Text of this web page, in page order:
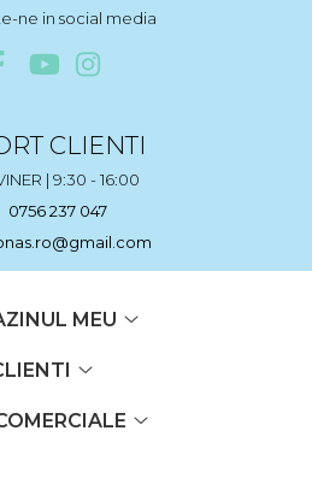
ne in social media
CLIENTI
| 9:30 - 16:00
0756 237 047
MEU